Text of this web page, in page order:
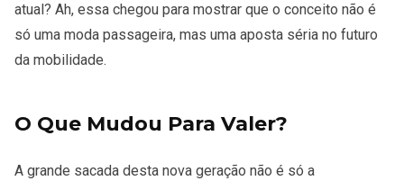
atual? Ah, essa chegou para mostrar que o conceito não é
só uma moda passageira, mas uma aposta séria no futuro
da mobilidade.
O Que Mudou Para Valer?
A grande sacada desta nova geração não é só a